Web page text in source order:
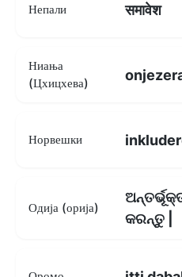
Непали समावेश
Ниања
(Цхицхева)
Норвешки
Одија (орија)
କରନ୍ତୁ |